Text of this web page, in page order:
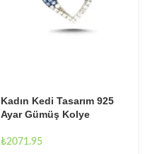
Kadın Kedi Tasarım 925
Ayar Gümüş Kolye
₺2071.95